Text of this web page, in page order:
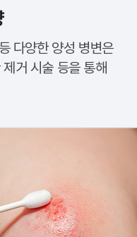
다양한 양성 병변은
거 시술 등을 통해